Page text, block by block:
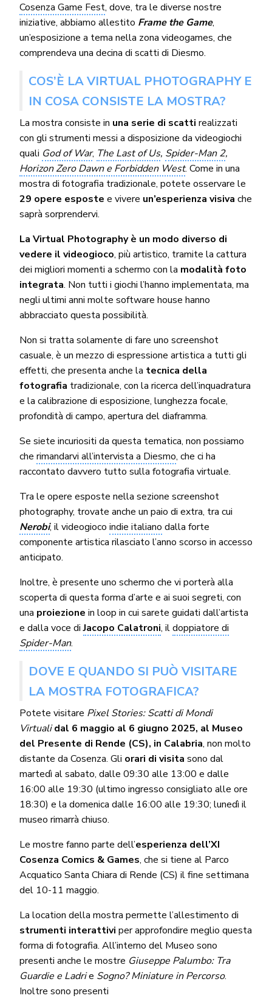
Cosenza Game Fest, dove, tra le diverse nostre
iniziative, abbiamo allestito Frame the Game,
un’esposizione a tema nella zona videogames, che
comprendeva una decina di scatti di Diesmo.
COS’È LA VIRTUAL PHOTOGRAPHY E
IN COSA CONSISTE LA MOSTRA?
La mostra consiste in una serie di scatti realizzati
con gli strumenti messi a disposizione da videogiochi
quali God of War, The Last of Us, Spider-Man 2,
Horizon Zero Dawn e Forbidden West. Come in una
mostra di fotografia tradizionale, potete osservare le
29 opere esposte e vivere un’esperienza visiva che
saprà sorprendervi.
La Virtual Photography è un modo diverso di
vedere il videogioco, più artistico, tramite la cattura
dei migliori momenti a schermo con la modalità foto
integrata. Non tutti i giochi l’hanno implementata, ma
negli ultimi anni molte software house hanno
abbracciato questa possibilità.
Non si tratta solamente di fare uno screenshot
casuale, è un mezzo di espressione artistica a tutti gli
effetti, che presenta anche la tecnica della
fotografia tradizionale, con la ricerca dell’inquadratura
e la calibrazione di esposizione, lunghezza focale,
profondità di campo, apertura del diaframma.
Se siete incuriositi da questa tematica, non possiamo
che rimandarvi all’intervista a Diesmo, che ci ha
raccontato davvero tutto sulla fotografia virtuale.
Tra le opere esposte nella sezione screenshot
photography, trovate anche un paio di extra, tra cui
Nerobi, il videogiocoindie italiano dalla forte
componente artistica rilasciato l’anno scorso in accesso
anticipato.
Inoltre, è presente uno schermo che vi porterà alla
scoperta di questa forma d’arte e ai suoi segreti, con
una proiezione in loop in cui sarete guidati dall’artista
e dalla voce diJacopo Calatroni, ildoppiatore di
Spider-Man.
DOVE E QUANDO SI PUÒ VISITARE
LA MOSTRA FOTOGRAFICA?
Potete visitare Pixel Stories: Scatti di Mondi
Virtualidal 6 maggio al 6 giugno 2025, al Museo
del Presente di Rende (CS), in Calabria, non molto
distante da Cosenza. Gli orari di visita sono dal
martedì al sabato, dalle 09:30 alle 13:00 e dalle
16:00 alle 19:30 (ultimo ingresso consigliato alle ore
18:30) e la domenica dalle 16:00 alle 19:30; lunedì il
museo rimarrà chiuso.
Le mostre fanno parte dell’esperienza dell’XI
Cosenza Comics & Games, che si tiene al Parco
Acquatico Santa Chiara di Rende (CS) il fine settimana
del 10-11 maggio.
La location della mostra permette l’allestimento di
strumenti interattivi per approfondire meglio questa
forma di fotografia. All’interno del Museo sono
presenti anche le mostre Giuseppe Palumbo: Tra
Guardie e Ladrie Sogno? Miniature in Percorso.
Inoltre sono presenti